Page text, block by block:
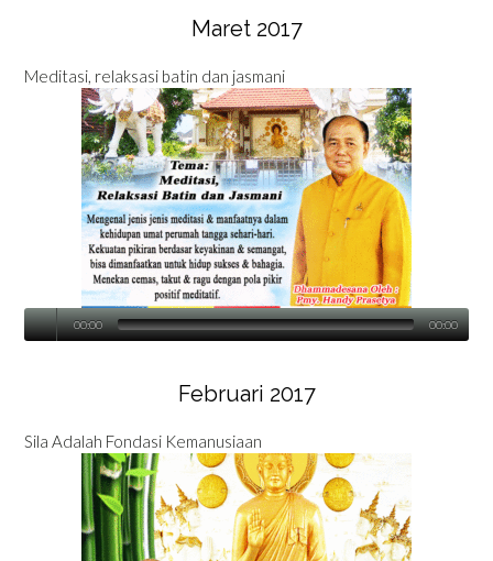
Maret 2017
Meditasi, relaksasi batin dan jasmani
00:00 00:00
Februari 2017
Sila Adalah Fondasi Kemanusiaan